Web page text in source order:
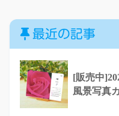
最近の記事
[販売中
風景写真